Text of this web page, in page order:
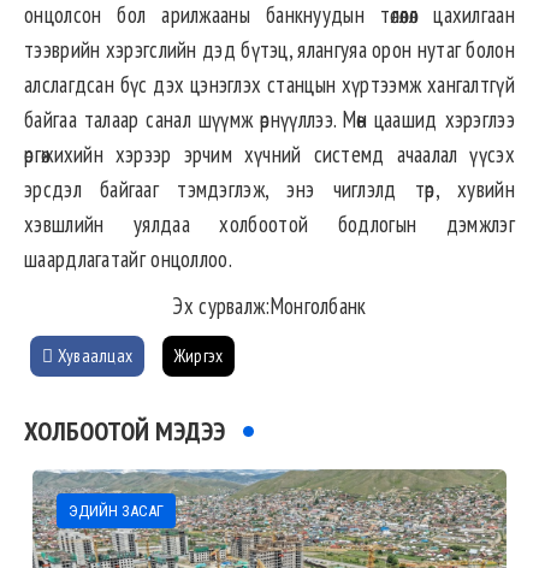
онцолсон бол арилжааны банкнуудын төлөөлөл цахилгаан
тээврийн хэрэгслийн дэд бүтэц, ялангуяа орон нутаг болон
алслагдсан бүс дэх цэнэглэх станцын хүртээмж хангалтгүй
байгаа талаар санал шүүмж өрнүүллээ. Мөн цаашид хэрэглээ
өргөжихийн хэрээр эрчим хүчний системд ачаалал үүсэх
эрсдэл байгааг тэмдэглэж, энэ чиглэлд төр, хувийн
хэвшлийн уялдаа холбоотой бодлогын дэмжлэг
шаардлагатайг онцоллоо.
Эх сурвалж:Монголбанк
Хуваалцах Жиргэх
ХОЛБООТОЙ МЭДЭЭ
ЭДИЙН ЗАСАГ